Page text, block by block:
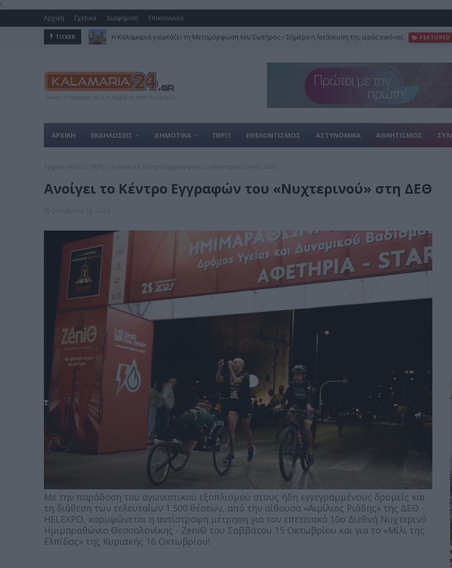
\
Αρχική Σχετικά Διαφήμιση Επικοινωνία
TICKER Η Καλαμαριά γιορτάζει τη Μεταμόρφωση του Σωτήρος – Σήμερα η λιτάνευση της ιεράς εικόνας FEATURED
ΑΡΧΙΚΗ ΕΚΔΗΛΩΣΕΙΣ ΔΗΜΟΤΙΚΑ ΠΕΡΙΞ ΕΘΕΛΟΝΤΙΣΜΟΣ ΑΣΤΥΝΟΜΙΚΑ ΑΘΛΗΤΙΣΜΟΣ
Ανοίγει το Κέντρο Εγγραφών του «Νυχτερινού» στη ΔΕΘ
Με την παράδοση του αγωνιστικού εξοπλισμού στους ήδη εγγεγραμμένους δρομείς και
τη διάθεση των τελευταίων 1.500 θέσεων, από την αίθουσα «Αιμίλιος Ριάδης» της ΔΕΘ -
HELEXPO, κορυφώνεται η αντίστροφη μέτρηση για τον επετειακό 10ο Διεθνή Νυχτερινό
Ημιμαραθώνιο Θεσσαλονίκης - ZeniΘ του Σαββάτου 15 Οκτωβρίου και για το «Μίλι της
Ελπίδας» της Κυριακής 16 Οκτωβρίου!